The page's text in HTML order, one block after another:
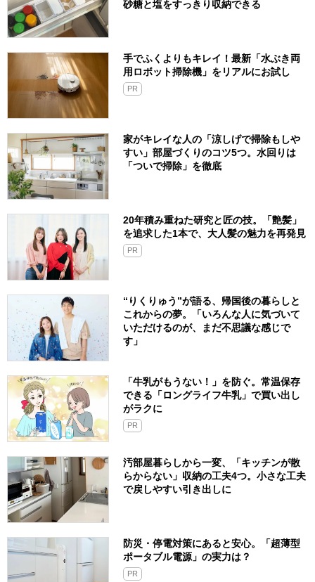
砂糖と塩をすっきり収納できる
手でふくよりもキレイ！最新「水ぶき両
用ロボット掃除機」をリアルにお試し
PR
家がキレイな人の「涼しげで掃除もしや
すい」部屋づくりのコツ5つ。水回りは
「ついで掃除」を徹底
20年積み重ねた研究と匠の技。「艶髪」
を追求した1本で、大人髪の魅力を再発見
PR
“りくりゅう”が語る、帰国後の暮らしと
これからの夢。「いろんな人に気づいて
いただけるのが、まだ不思議な感じで
す」
「牛乳がもうない！」を防ぐ。常温保存
できる「ロングライフ牛乳」で買い出し
がラクに
PR
汚部屋暮らしから一変、「キッチンが散
らからない」収納の工夫4つ。小さな工夫
で戻しやすい引き出しに
防災・停電対策にあると安心。「超薄型
ポータブル電源」の実力は？​
PR